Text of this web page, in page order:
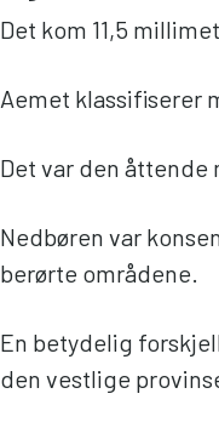
Det kom 11,5
Aemet klassifiserer
Det var den åttende
Nedbøren var
berørte områdene.
En betydelig
den vestlige